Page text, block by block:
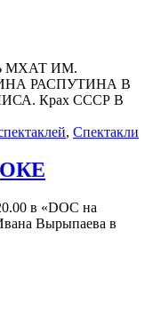
МХАТ ИМ.
РАСПУТИНА В
Крах СССР В
, Спектакли
в «DOC на
Вырыпаева в